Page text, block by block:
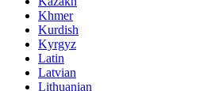
Khmer
Kurdish
Kyrgyz
Latin
Latvian
Lithuanian